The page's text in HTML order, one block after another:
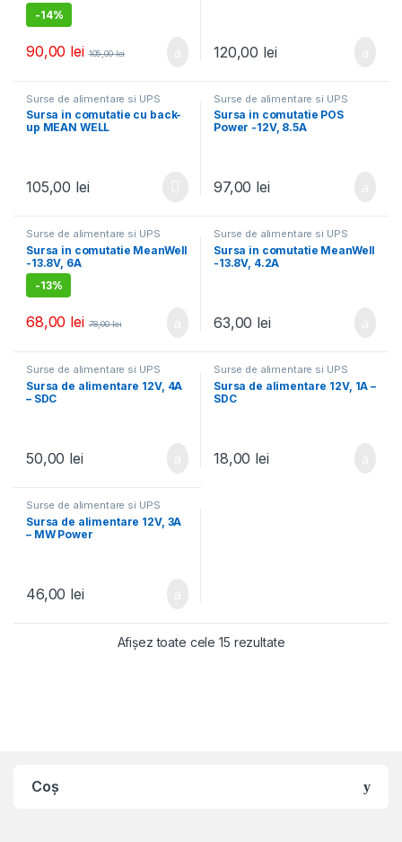
-14%
90,00 lei 105,00lei 120,00 lei
Surse de alimentare si UPS
Sursa in comutatie cu back-
up MEAN WELL
105,00 lei
Surse de alimentare si UPS
Sursa in comutatie POS
Power -12V, 8.5A
97,00 lei
Surse de alimentare si UPS
Sursa in comutatie MeanWell
-13.8V, 6A
-13%
68,00 lei 78,00lei
Surse de alimentare si UPS
Sursa in comutatie MeanWell
-13.8V, 4.2A
63,00 lei
Surse de alimentare si UPS
Sursa de alimentare 12V, 4A
– SDC
50,00 lei
Surse de alimentare si UPS
Sursa de alimentare 12V, 1A –
SDC
18,00 lei
Surse de alimentare si UPS
Sursa de alimentare 12V, 3A
– MW Power
46,00 lei
Afișez toate cele 15 rezultate
Coș